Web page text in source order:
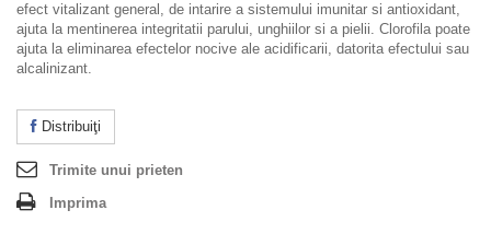
efect vitalizant general, de intarire a sistemului imunitar si antioxidant,
ajuta la mentinerea integritatii parului, unghiilor si a pielii. Clorofila poate
ajuta la eliminarea efectelor nocive ale acidificarii, datorita efectului sau
alcalinizant.
Distribuiţi
Trimite unui prieten
Imprima